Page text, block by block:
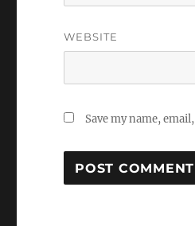
WEBSITE
Save my name,